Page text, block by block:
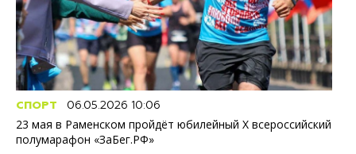
СПОРТ 06.05.2026 10:06
23 мая в Раменском пройдёт юбилейный X всероссийский
полумарафон «ЗаБег.РФ»